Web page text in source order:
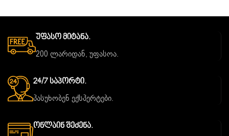
Უფასო Მიტანა.
200 ლარიდან, უფასოა.
24/7 Საპორტი.
პასუხობენ ექსპერტები.
Ონლაინ Შეძენა.